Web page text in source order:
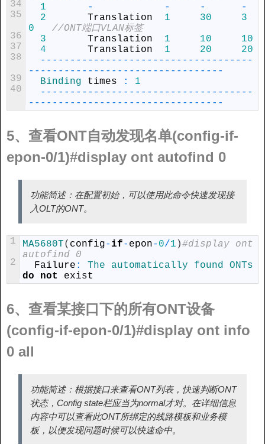
34
35
36
37
38
39
40
1
- - -
-
2
Translation 1 30
3
0
//ONT端口VLAN标签
3
Translation 1 10
10
4
Translation 1 20
20
-- -- -- -- -- -- -- -- -- -- -- -- -- -- -- -- -- --
-- -- -- -- -- -- -- -- -- -- -- -- -- -- -- -- -
Binding times :
1
-- -- -- -- -- -- -- -- -- -- -- -- -- -- -- -- -- --
-- -- -- -- -- -- -- -- -- -- -- -- -- -- -- -- -
5、查看ONT自动发现名单(config-if-
epon-0/1)#display ont autofind 0
功能简述：在配置初始，可以使用此命令快速发现接
入OLT的ONT。
1
2
MA5680T( config- if- epon- 0/1 )#display ont
autofind 0
Failure : The automatically found
do
not exist
6、查看某接口下的所有ONT设备
(config-if-epon-0/1)#display ont info
0 all
功能简述：根据接口来查看ONT列表，快速判断ONT
状态，Config state栏应当为normal才对。在详细信息
内容中可以查看此ONT所绑定的线路模板和业务模
板，以便发现问题时候可以快速命中。